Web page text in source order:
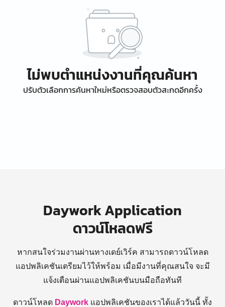
ไม่พบตำแหน่งงานที่คุณค้นหา
ปรับตัวเลือกการค้นหาใหม่หรือตรวจสอบตัวสะกดอีกครั้ง
Daywork Application
ดาวน์โหลดฟรี
หากสนใจร่วมงานผ่านทางเดย์เวิร์ค สามารถดาวน์โหลด
แอปพลิเคชันเตรียมไว้ให้พร้อม เมื่อมีงานที่คุณสนใจ จะมี
แจ้งเตือนผ่านแอปพลิเคชันบนมือถือทันที
ดาวน์โหลด Daywork แอปพลิเคชันของเราได้แล้ววันนี้ ทั้ง